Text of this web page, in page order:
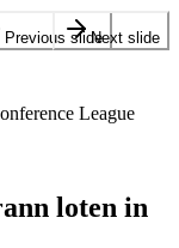
loten in
Previous slideNext slide